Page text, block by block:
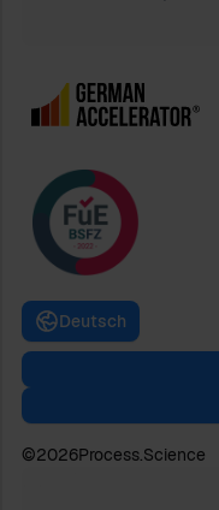
Deutsch
©2026Process.Science